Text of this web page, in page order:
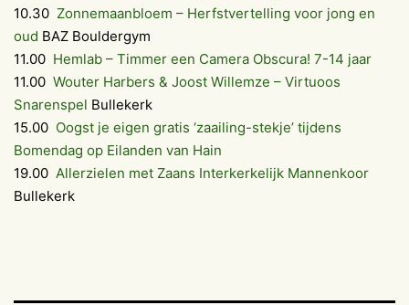
10.30 Zonnemaanbloem – Herfstvertelling voor jong en
oud BAZ Bouldergym
11.00 Hemlab – Timmer een Camera Obscura! 7-14 jaar
11.00 Wouter Harbers & Joost Willemze – Virtuoos
Snarenspel Bullekerk
15.00 Oogst je eigen gratis ‘zaailing-stekje’ tijdens
Bomendag op Eilanden van Hain
19.00 Allerzielen met Zaans Interkerkelijk Mannenkoor
Bullekerk